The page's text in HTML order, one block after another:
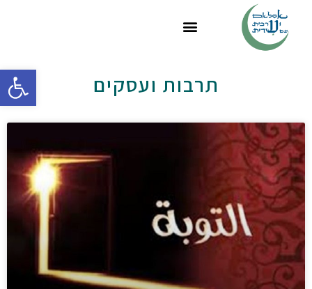
תרבות ועסקים